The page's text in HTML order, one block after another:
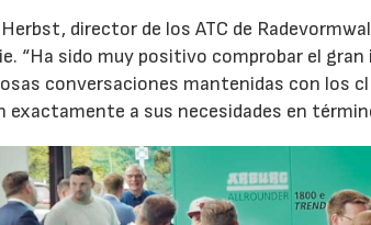
director de los ATC de
“Ha sido muy positivo comprobar el
conversaciones mantenidas con los
exactamente a sus necesidades en